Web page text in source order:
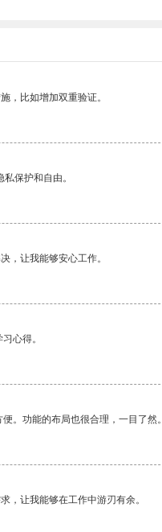
，比如增加双重验证。
保护和自由。
，让我能够安心工作。
心得。
。功能的布局也很合理，一目了然。
，让我能够在工作中游刃有余。